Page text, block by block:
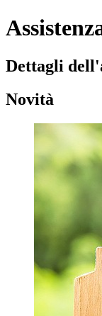
Dettagli
Novità